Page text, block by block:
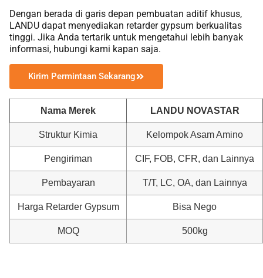
Dengan berada di garis depan pembuatan aditif khusus,
LANDU dapat menyediakan retarder gypsum berkualitas
tinggi. Jika Anda tertarik untuk mengetahui lebih banyak
informasi, hubungi kami kapan saja.
Kirim Permintaan Sekarang
Nama Merek LANDU NOVASTAR
Struktur Kimia Kelompok Asam Amino
Pengiriman CIF, FOB, CFR, dan Lainnya
Pembayaran T/T, LC, OA, dan Lainnya
Harga Retarder Gypsum Bisa Nego
MOQ 500kg